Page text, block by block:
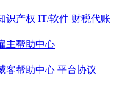
识产权 IT/软件 财税代账
主帮助中心
客帮助中心 平台协议